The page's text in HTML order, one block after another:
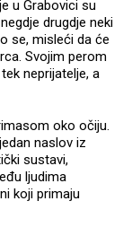
u Grabovici su
drugdje neki
se, misleći da će
Svojim perom
neprijatelje, a
oko očiju.
naslov iz
sustavi,
ljudima
koji primaju